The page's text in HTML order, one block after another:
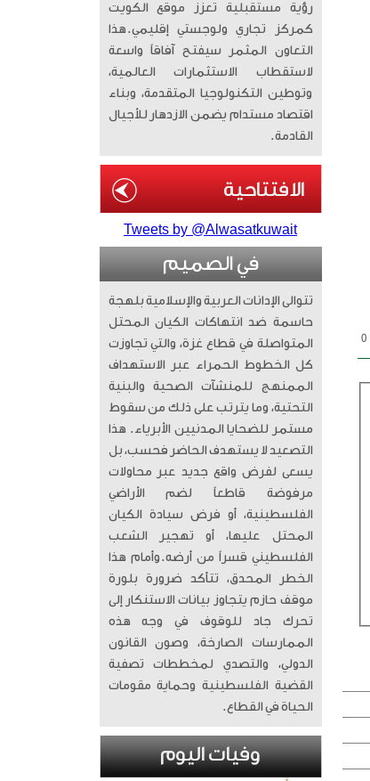
رؤية مستقبلية تعزز موقع الكويت
كمركز تجاري ولوجستي إقليمي. ​هذا
التعاون المثمر سيفتح آفاقاً واسعة
لاستقطاب الاستثمارات العالمية،
وتوطين التكنولوجيا المتقدمة، وبناء
اقتصاد مستدام يضمن الازدهار للأجيال
القادمة.
Tweets by @Alwasatkuwait
في الصميم
تتوالى الإدانات العربية والإسلامية بلهجة
حاسمة ضد انتهاكات الكيان المحتل
المتواصلة في قطاع غزة، والتي تجاوزت
كل الخطوط الحمراء عبر الاستهداف
الممنهج للمنشآت الصحية والبنية
التحتية، وما يترتب على ذلك من سقوط
مستمر للضحايا المدنيين الأبرياء. ​ هذا
التصعيد لا يستهدف الحاضر فحسب، بل
يسعى لفرض واقع جديد عبر محاولات
مرفوضة قاطعاً لضم الأراضي
الفلسطينية، أو فرض سيادة الكيان
المحتل عليها، أو تهجير الشعب
الفلسطيني قسراً من أرضه. ​وأمام هذا
الخطر المحدق، تتأكد ضرورة بلورة
موقف حازم يتجاوز بيانات الاستنكار إلى
تحرك جاد للوقوف في وجه هذه
الممارسات الصارخة، وصون القانون
الدولي، والتصدي لمخططات تصفية
القضية الفلسطينية وحماية مقومات
الحياة في القطاع.